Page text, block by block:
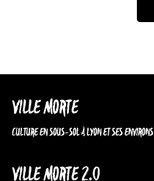
VILLE MORTE
CULTURE EN SOUS-SOL À LYON ET SES ENVIRONS
VILLE MORTE 2.0